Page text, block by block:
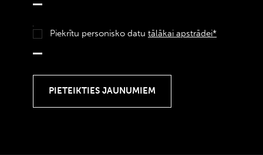
Piekrītu personisko datu tālākai apstrādei*